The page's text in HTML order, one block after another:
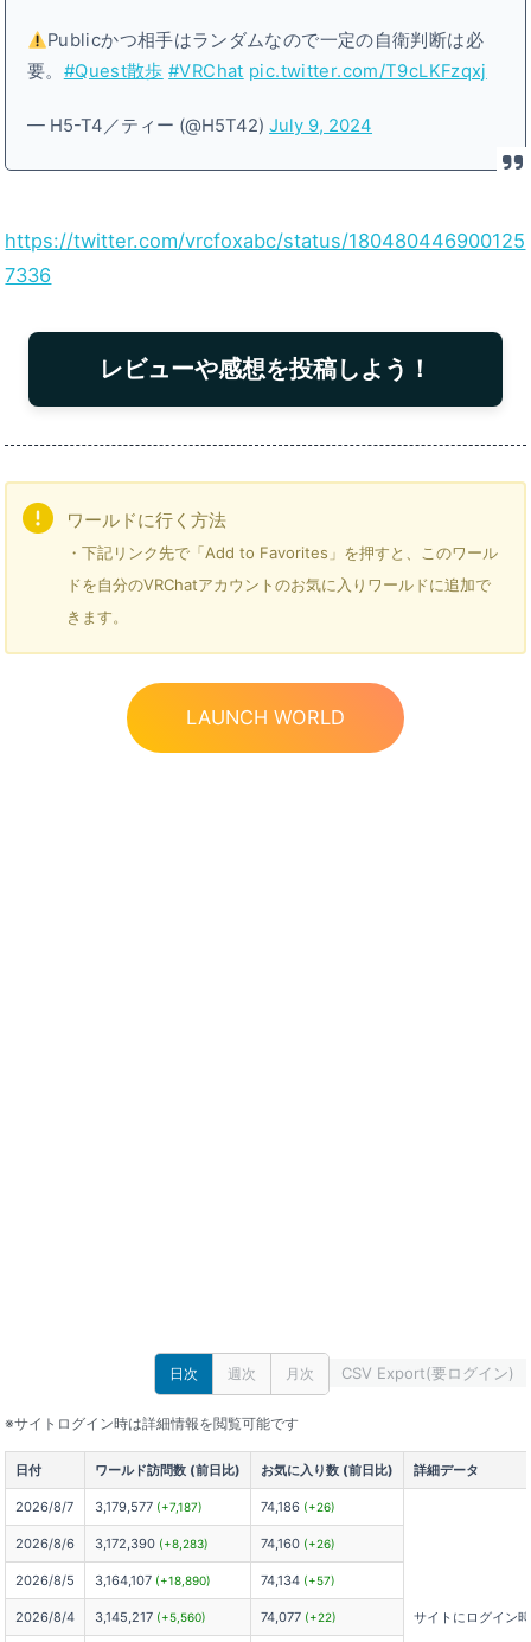
Publicかつ相手はランダムなので一定の自衛判断は必
要。 #Quest散歩 #VRChat pic.twitter.com/T9cLKFzqxj
— H5-T4／ティー (@H5T42)July 9, 2024
https://twitter.com/vrcfoxabc/status/180480446900125
7336
レビューや感想を投稿しよう！
ワールドに行く方法
・下記リンク先で「Add to Favorites」を押すと、このワール
ドを自分のVRChatアカウントのお気に入りワールドに追加で
きます。
LAUNCH WORLD
日次 週次 月次 CSV Export(要ログイン)
※サイトログイン時は詳細情報を閲覧可能です
日付 ワールド訪問数 (前日比) お気に入り数 (前日比) 詳細データ
2026/8/7 3,179,577 (+7,187) 74,186 (+26)
サイトにログイン
2026/8/6 3,172,390 (+8,283) 74,160 (+26)
2026/8/5 3,164,107 (+18,890) 74,134 (+57)
2026/8/4 3,145,217 (+5,560) 74,077 (+22)